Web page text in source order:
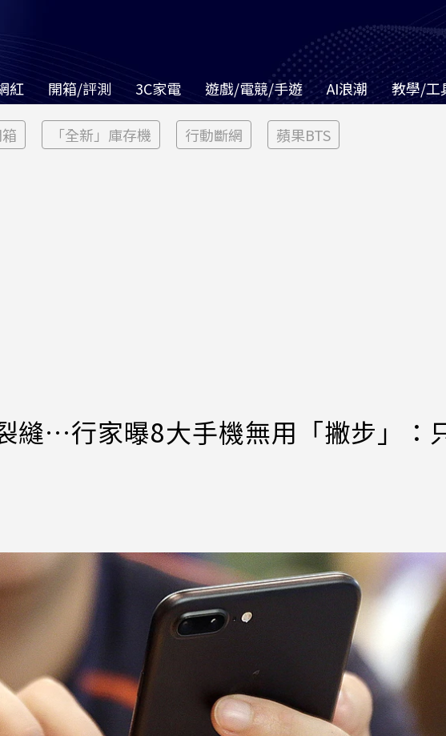
紅 開箱/評測 3C家電 遊戲/電競/手遊 AI浪潮 教學/工
「全新」庫存機 行動斷網 蘋果BTS
縫…行家曝8大手機無用「撇步」：